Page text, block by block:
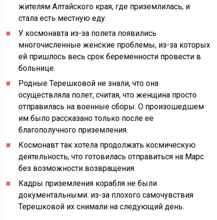
жителям Алтайского края, где приземлилась, и
стала есть местную еду.
У космонавта из-за полета появились
многочисленные женские проблемы, из-за которых
ей пришлось весь срок беременности провести в
больнице.
Родные Терешковой не знали, что она
осуществляла полет, считая, что женщина просто
отправилась на военные сборы. О произошедшем
им было рассказано только после ее
благополучного приземления.
Космонавт так хотела продолжать космическую
деятельность, что готовилась отправиться на Марс
без возможности возвращения.
Кадры приземления корабля не были
документальными: из-за плохого самочувствия
Терешковой их снимали на следующий день.